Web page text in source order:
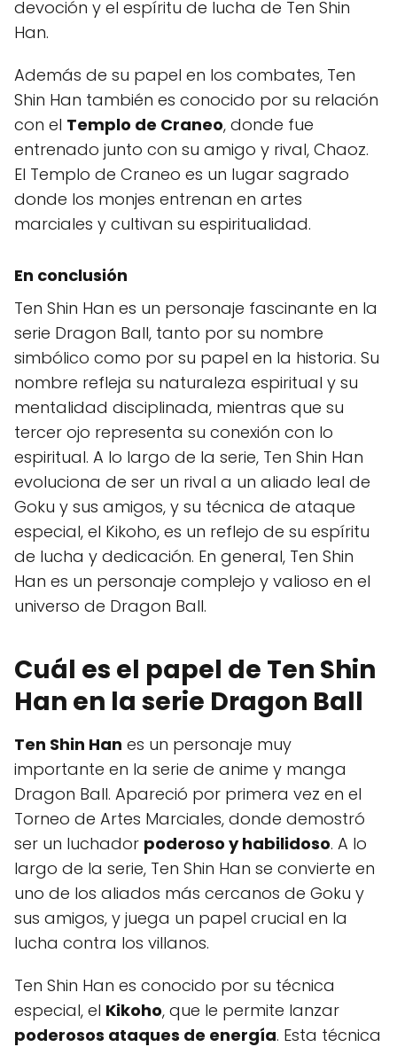
devoción y el espíritu de lucha de Ten Shin
Han.
Además de su papel en los combates, Ten
Shin Han también es conocido por su relación
con el Templo de Craneo, donde fue
entrenado junto con su amigo y rival, Chaoz.
El Templo de Craneo es un lugar sagrado
donde los monjes entrenan en artes
marciales y cultivan su espiritualidad.
En conclusión
Ten Shin Han es un personaje fascinante en la
serie Dragon Ball, tanto por su nombre
simbólico como por su papel en la historia. Su
nombre refleja su naturaleza espiritual y su
mentalidad disciplinada, mientras que su
tercer ojo representa su conexión con lo
espiritual. A lo largo de la serie, Ten Shin Han
evoluciona de ser un rival a un aliado leal de
Goku y sus amigos, y su técnica de ataque
especial, el Kikoho, es un reflejo de su espíritu
de lucha y dedicación. En general, Ten Shin
Han es un personaje complejo y valioso en el
universo de Dragon Ball.
Cuál es el papel de Ten Shin
Han en la serie Dragon Ball
Ten Shin Han es un personaje muy
importante en la serie de anime y manga
Dragon Ball. Apareció por primera vez en el
Torneo de Artes Marciales, donde demostró
ser un luchador poderoso y habilidoso. A lo
largo de la serie, Ten Shin Han se convierte en
uno de los aliados más cercanos de Goku y
sus amigos, y juega un papel crucial en la
lucha contra los villanos.
Ten Shin Han es conocido por su técnica
especial, el Kikoho, que le permite lanzar
poderosos ataques de energía. Esta técnica